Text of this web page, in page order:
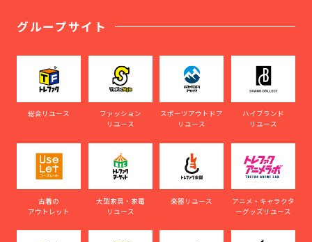
グループサイト
総合リユース
ファッション
リユース
スポーツアウトドア
リユース
ハイブランド
リユース
古着の
アウトレット
大型家具・家電
リユース
楽器リユース
アニメ・キャラクタ
ーグッズリユース